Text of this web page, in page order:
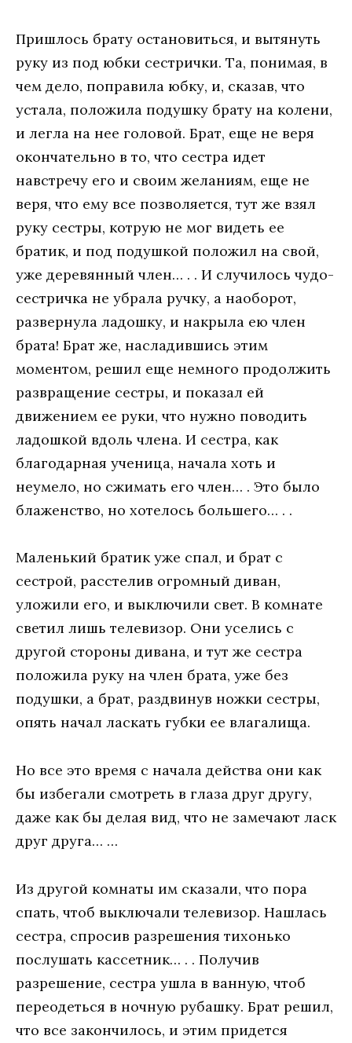
Пришлось брату остановиться, и вытянуть
руку из под юбки сестрички. Та, понимая, в
чем дело, поправила юбку, и, сказав, что
устала, положила подушку брату на колени,
и легла на нее головой. Брат, еще не веря
окончательно в то, что сестра идет
навстречу его и своим желаниям, еще не
веря, что ему все позволяется, тут же взял
руку сестры, котрую не мог видеть ее
братик, и под подушкой положил на свой,
уже деревянный член… . . И случилось чудо-
сестричка не убрала ручку, а наоборот,
развернула ладошку, и накрыла ею член
брата! Брат же, насладившись этим
моментом, решил еще немного продолжить
развращение сестры, и показал ей
движением ее руки, что нужно поводить
ладошкой вдоль члена. И сестра, как
благодарная ученица, начала хоть и
неумело, но сжимать его член… . Это было
блаженство, но хотелось большего… . .
Маленький братик уже спал, и брат с
сестрой, расстелив огромный диван,
уложили его, и выключили свет. В комнате
светил лишь телевизор. Они уселись с
другой стороны дивана, и тут же сестра
положила руку на член брата, уже без
подушки, а брат, раздвинув ножки сестры,
опять начал ласкать губки ее влагалища.
Но все это время с начала действа они как
бы избегали смотреть в глаза друг другу,
даже как бы делая вид, что не замечают ласк
друг друга… …
Из другой комнаты им сказали, что пора
спать, чтоб выключали телевизор. Нашлась
сестра, спросив разрешения тихонько
послушать кассетник… . . Получив
разрешение, сестра ушла в ванную, чтоб
переодеться в ночную рубашку. Брат решил,
что все закончилось, и этим придется